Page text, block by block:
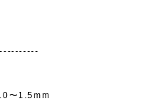
〜1.5mm